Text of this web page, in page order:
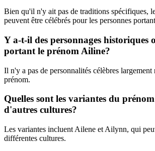
Bien qu'il n'y ait pas de traditions spécifiques,
peuvent être célébrés pour les personnes
Y a-t-il des personnages historiques
portant le prénom Ailine?
Il n'y a pas de personnalités célèbres largement
prénom.
Quelles sont les variantes du
d'autres cultures?
Les variantes incluent Ailene et Ailynn, qui
différentes cultures.